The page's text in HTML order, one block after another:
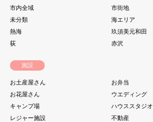
市内全域
市街地
未分類
海エリア
熱海
玖須美元和田
荻
赤沢
施設
お土産屋さん
お弁当
お花屋さん
ウエディング
キャンプ場
ハウススタジオ
レジャー施設
不動産